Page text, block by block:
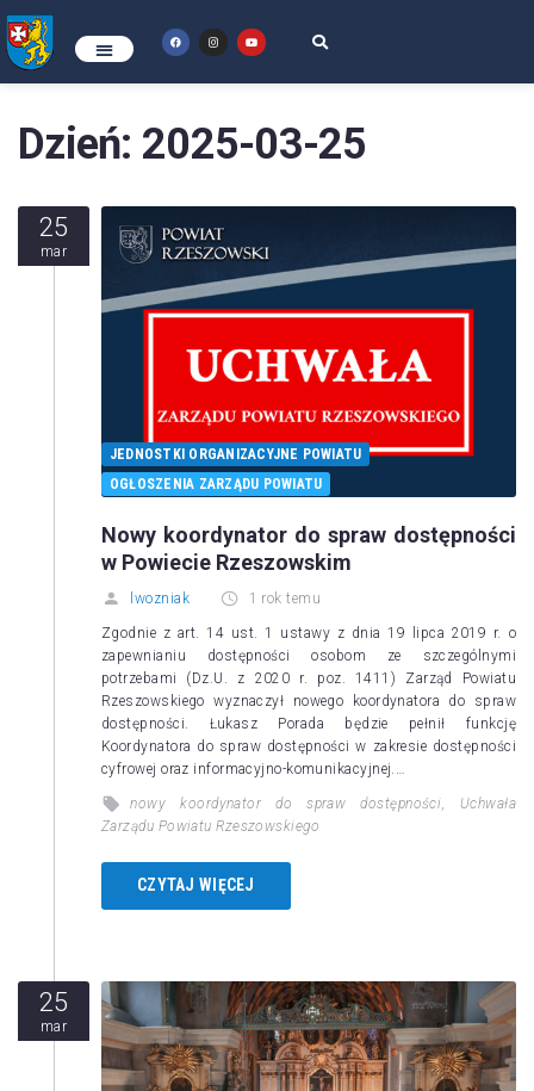
Dzień: 2025-03-25
25
mar
JEDNOSTKI ORGANIZACYJNE POWIATU
OGŁOSZENIA ZARZĄDU POWIATU
Nowy koordynator do spraw dostępności
w Powiecie Rzeszowskim
lwozniak 1 rok temu
Zgodnie z art. 14 ust. 1 ustawy z dnia 19 lipca 2019 r. o
zapewnianiu dostępności osobom ze szczególnymi
potrzebami (Dz.U. z 2020 r. poz. 1411) Zarząd Powiatu
Rzeszowskiego wyznaczył nowego koordynatora do spraw
dostępności. Łukasz Porada będzie pełnił funkcję
Koordynatora do spraw dostępności w zakresie dostępności
cyfrowej oraz informacyjno-komunikacyjnej.…
nowy koordynator do spraw dostępności
Uchwała
Zarządu Powiatu Rzeszowskiego
CZYTAJ WIĘCEJ
25
mar